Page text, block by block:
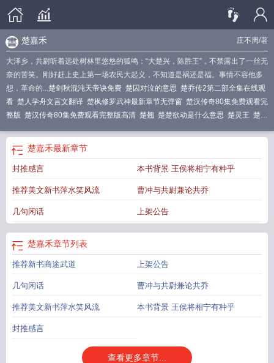
庄不周/著
楚嘉禾
大泽乡，共尉听着远处树林里悠悠的狐鸣：“大楚兴，陈胜王”，不禁露出了一丝无
奈的苦笑。刚好赶上史上第一场农民大起义，不知道是祸还是福。事情不容他多
想，革命的...楚剑秋混沌天帝诀免费 楚囚对泣的意思 楚乔传2第二部全集在线观
看 楚人学舟文言文翻译 楚枫修罗武神最新章节无弹窗 楚汉传奇80集免费观看完
整版 楚汉传奇80集免费观看完整版高清 楚翘 楚楚欲动是什么意思 楚灵王 楚的
秋混沌天帝诀免费阅读 楚后
第二部在线观看全集免费
障局官网楚新钓全集 楚汉传奇80集全集免费观看完整版
全集完整版楚乔传原著 楚后全文免费阅读正版 楚汉传奇免费观看
视剧80集全免费播放
楚枫修罗武神免费阅读楚枫修罗武神全文免费阅读
第二部在线观看全集免费播放楚人美楚乔传第二部楚囚对泣楚天慧楚国夫
人
怀王 楚的部首疋读什么
龙楚汉传奇高清免费全集在线观看 楚铁男楚后 希行
全集楚雄师范学院 楚尘宋颜颜免费阅读 最新章节 无弹窗 笔趣阁TXT
天龙股票楚天以南楚辞 楚汉传奇 楚秉杰
楚嘉禾最新章节
封推感言 本书背景 王侯将相宁有种乎
推荐美文新书萍水笑风流 曹冲与共尉兼论共乔
几句闲话 上架公告
楚嘉禾章节列表
推荐新书商途武道 上架公告
几句闲话 曹冲与共尉兼论共乔
推荐美文新书萍水笑风流 本书背景 王侯将相宁有种乎
封推感言
查看更多章节...